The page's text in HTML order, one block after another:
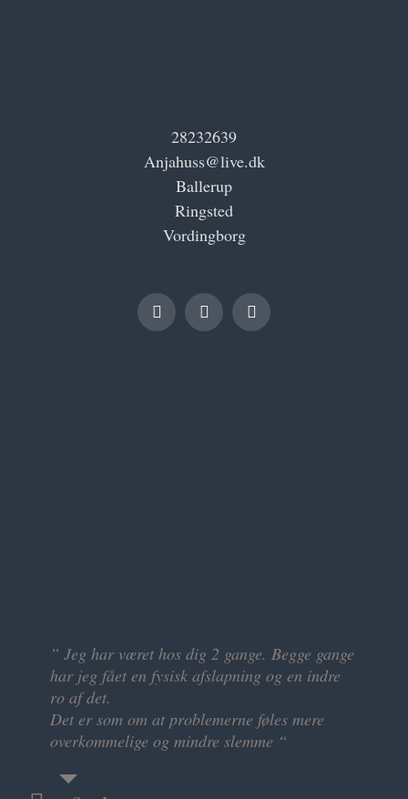
28232639
Anjahuss@live.dk
Ballerup
Ringsted
Vordingborg
” Jeg har været hos dig 2 gange. Begge gange
har jeg fået en fysisk afslapning og en indre
ro af det.
Det er som om at problemerne føles mere
overkommelige og mindre slemme “
” Det har været en helt fantastisk oplevelse at
være hos dig sidst.
Siden da har jeg følt, at der har været meget
mere plads i maven til at trække vejret “